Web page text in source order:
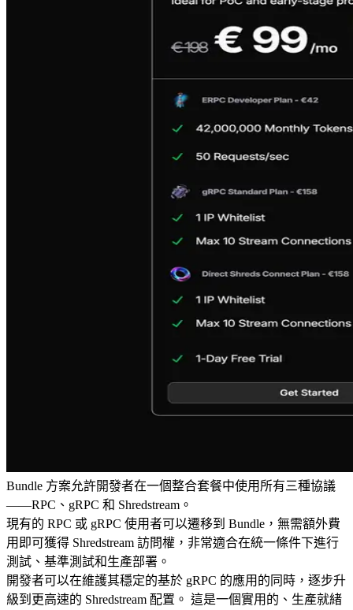
Bundle 方案允許開發者在一個整合套餐中使用所有三種協議
——RPC、gRPC 和 Shredstream。
現有的 RPC 或 gRPC 使用者可以遷移到 Bundle，無需額外費
用即可獲得 Shredstream 訪問權，非常適合在統一條件下進行
測試、基準測試和生產部署。
開發者可以在維護其穩定的基於 gRPC 的應用的同時，逐步升
級到更高速的 Shredstream 配置。 這是一個實用的、生產就緒